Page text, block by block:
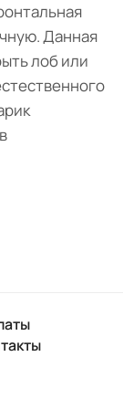
Данная
лоб или